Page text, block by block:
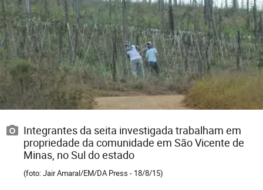
Integrantes da seita investigada trabalham em
propriedade da comunidade em São Vicente de
Minas, no Sul do estado
(foto: Jair Amaral/EM/DA Press - 18/8/15)